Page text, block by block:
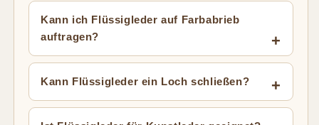
Kann ich Flüssigleder auf Farbabrieb
auftragen?
Kann Flüssigleder ein Loch schließen?